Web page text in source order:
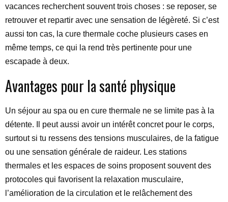
vacances recherchent souvent trois choses : se reposer, se
retrouver et repartir avec une sensation de légèreté. Si c’est
aussi ton cas, la cure thermale coche plusieurs cases en
même temps, ce qui la rend très pertinente pour une
escapade à deux.
Avantages pour la santé physique
Un séjour au spa ou en cure thermale ne se limite pas à la
détente. Il peut aussi avoir un intérêt concret pour le corps,
surtout si tu ressens des tensions musculaires, de la fatigue
ou une sensation générale de raideur. Les stations
thermales et les espaces de soins proposent souvent des
protocoles qui favorisent la relaxation musculaire,
l’amélioration de la circulation et le relâchement des